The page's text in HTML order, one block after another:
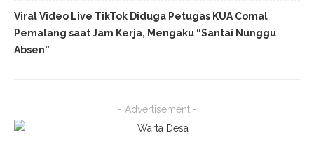
Viral Video Live TikTok Diduga Petugas KUA Comal
Pemalang saat Jam Kerja, Mengaku “Santai Nunggu
Absen”
- Advertisement -